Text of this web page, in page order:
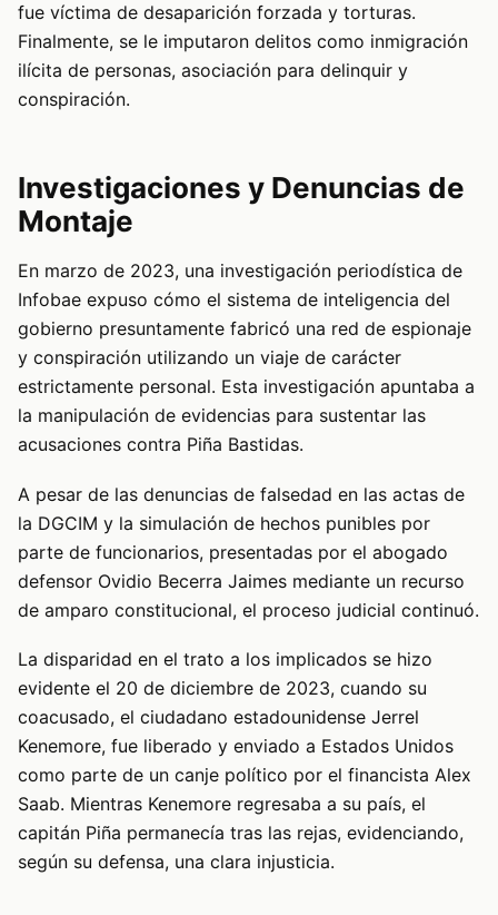
fue víctima de desaparición forzada y torturas.
Finalmente, se le imputaron delitos como inmigración
ilícita de personas, asociación para delinquir y
conspiración.
Investigaciones y Denuncias de
Montaje
En marzo de 2023, una investigación periodística de
Infobae expuso cómo el sistema de inteligencia del
gobierno presuntamente fabricó una red de espionaje
y conspiración utilizando un viaje de carácter
estrictamente personal. Esta investigación apuntaba a
la manipulación de evidencias para sustentar las
acusaciones contra Piña Bastidas.
A pesar de las denuncias de falsedad en las actas de
la DGCIM y la simulación de hechos punibles por
parte de funcionarios, presentadas por el abogado
defensor Ovidio Becerra Jaimes mediante un recurso
de amparo constitucional, el proceso judicial continuó.
La disparidad en el trato a los implicados se hizo
evidente el 20 de diciembre de 2023, cuando su
coacusado, el ciudadano estadounidense Jerrel
Kenemore, fue liberado y enviado a Estados Unidos
como parte de un canje político por el financista Alex
Saab. Mientras Kenemore regresaba a su país, el
capitán Piña permanecía tras las rejas, evidenciando,
según su defensa, una clara injusticia.